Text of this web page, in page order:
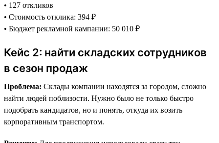
• 127 откликов
• Стоимость отклика: 394 ₽
• Бюджет рекламной кампании: 50 010 ₽
Кейс 2: найти складских сотрудников
в сезон продаж
Проблема: Склады компании находятся за городом, сложно
найти людей поблизости. Нужно было не только быстро
подобрать кандидатов, но и понять, откуда их возить
корпоративным транспортом.